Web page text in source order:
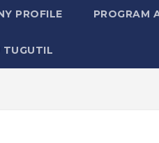
PROFILE PROGRAM
TUGUTIL